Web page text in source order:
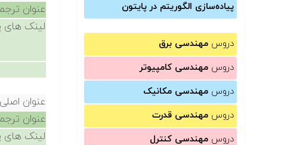
پیاده‌سازی الگوریتم در پایتون
دروس مهندسی برق
دروس مهندسی کامپیوتر
دروس مهندسی مکانیک
دروس مهندسی قدرت
دروس مهندسی کنترل
عنوان
لینک های
عنوان
عنوان
لینک های